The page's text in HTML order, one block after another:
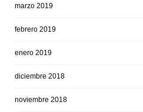
marzo 2019
febrero 2019
enero 2019
diciembre 2018
noviembre 2018